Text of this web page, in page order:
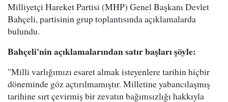
Milliyetçi Hareket Partisi (MHP) Genel Başkanı Devlet
Bahçeli, partisinin grup toplantısında açıklamalarda
bulundu.
Bahçeli'nin açıklamalarından satır başları şöyle:
"Milli varlığımızı esaret almak isteyenlere tarihin hiçbir
döneminde göz açtırılmamıştır. Milletine yabancılaşmış
tarihine sırt çevirmiş bir zevatın bağımsızlığı hakkıyla